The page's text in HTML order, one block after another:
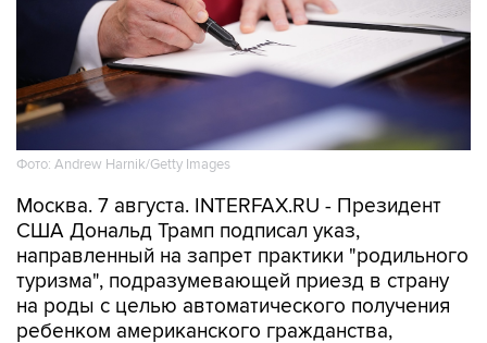
Фото: Andrew Harnik/Getty Images
Москва. 7 августа. INTERFAX.RU - Президент
направленный на запрет практики "родильного
туризма", подразумевающей приезд в страну
на роды с целью автоматического получения
ребенком американского гражданства,
сообщаетсяна сайте Белого дома.